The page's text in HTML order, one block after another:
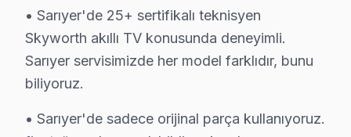
Fabrika Servis — Rumeli Hisarı ve Boğaz yolu ve
Şeffaf Fiyatlandırma ve Müşteri Memnuniyeti
Servis sürecinin başından sonuna kadar şeffaf fiyat
Ücretsiz Arıza Tespiti: Sarıyer'de arıza tespiti
• Sarıyer'de 25+ sertifikalı teknisyen
Skyworth akıllı TV konusunda deneyimli.
Sarıyer servisimizde her model farklıdır, bunu
biliyoruz.
• Sarıyer'de sadece orijinal parça kullanıyoruz.